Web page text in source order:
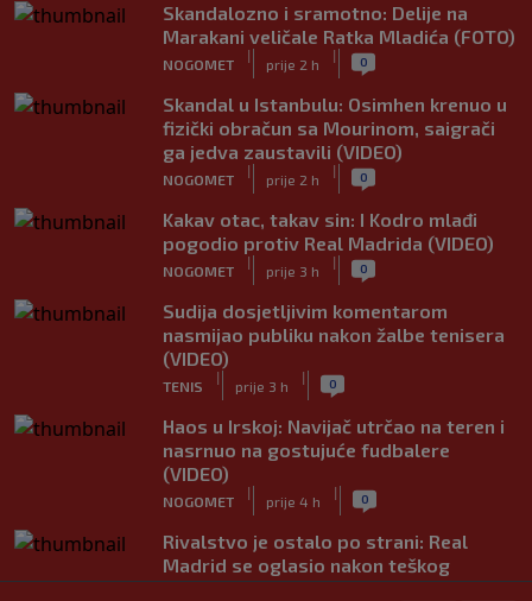
Skandalozno i sramotno: Delije na
Marakani veličale Ratka Mladića (FOTO)
NOGOMET
|
prije 2 h
| 0
Skandal u Istanbulu: Osimhen krenuo u
fizički obračun sa Mourinom, saigrači
ga jedva zaustavili (VIDEO)
NOGOMET
|
prije 2 h
| 0
Kakav otac, takav sin: I Kodro mlađi
pogodio protiv Real Madrida (VIDEO)
NOGOMET
|
prije 3 h
| 0
Sudija dosjetljivim komentarom
nasmijao publiku nakon žalbe tenisera
(VIDEO)
TENIS
|
prije 3 h
| 0
Haos u Irskoj: Navijač utrčao na teren i
nasrnuo na gostujuće fudbalere
(VIDEO)
NOGOMET
|
prije 4 h
| 0
Rivalstvo je ostalo po strani: Real
Madrid se oglasio nakon teškog
gubitka Lionela Messija